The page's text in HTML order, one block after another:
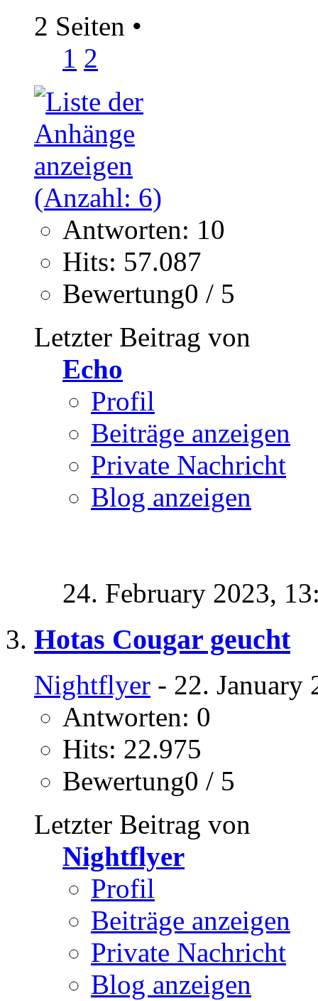
2 Seiten •
1 2
Antworten: 10
Hits: 57.087
Bewertung0 / 5
Letzter Beitrag von
Echo
Profil
Beiträge anzeigen
Private Nachricht
Blog anzeigen
24. February 2023,
Hotas Cougar geucht
Nightflyer - 22. January
Antworten: 0
Hits: 22.975
Bewertung0 / 5
Letzter Beitrag von
Nightflyer
Profil
Beiträge anzeigen
Private Nachricht
Blog anzeigen